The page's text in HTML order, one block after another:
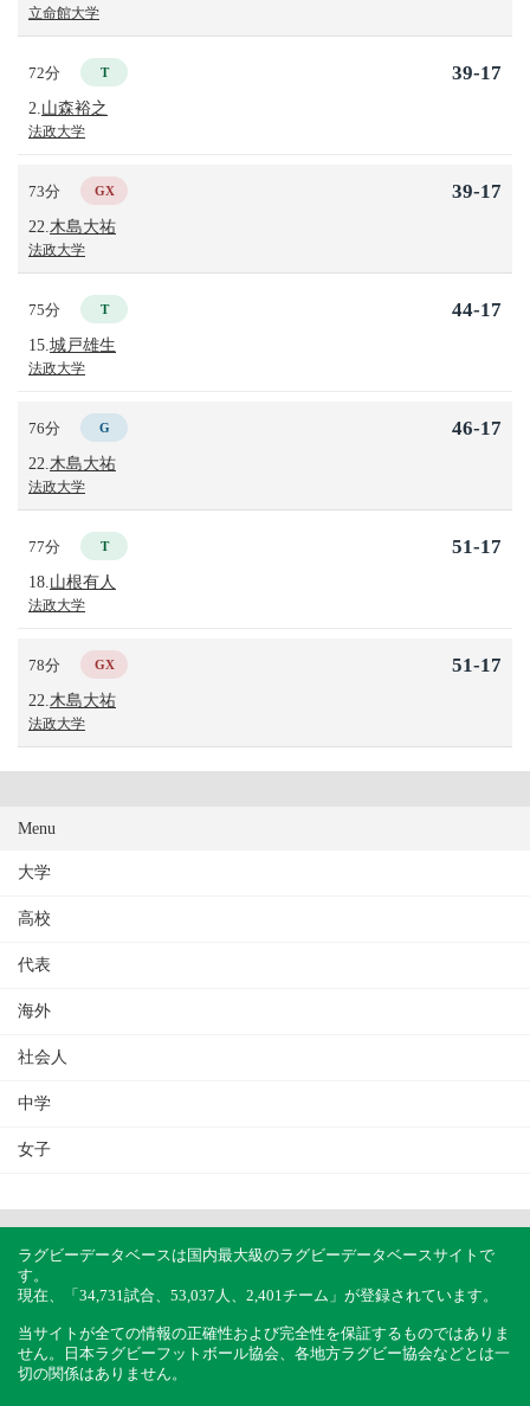
立命館大学
72分 T
2. 山森裕之
法政大学
39-17
73分 GX
22. 木島大祐
法政大学
39-17
75分 T
15. 城戸雄生
法政大学
44-17
76分 G
22. 木島大祐
法政大学
46-17
77分 T
18. 山根有人
法政大学
51-17
78分 GX
22. 木島大祐
法政大学
51-17
Menu
大学
高校
代表
海外
社会人
中学
女子
ラグビーデータベースは国内最大級のラグビーデータベースサイトで
す。
現在、「34,731試合、53,037人、2,401チーム」が登録されています。
当サイトが全ての情報の正確性および完全性を保証するものではありま
せん。日本ラグビーフットボール協会、各地方ラグビー協会などとは一
切の関係はありません。